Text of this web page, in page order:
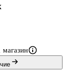
магазин